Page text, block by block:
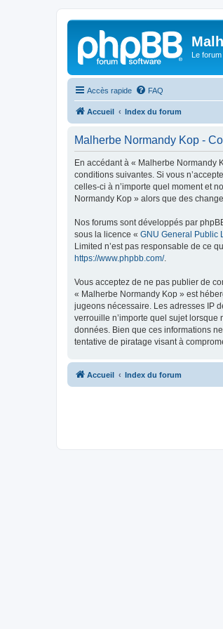
Le
Accès rapide FAQ
Accueil Index du forum
Malherbe Normandy Kop -
En accédant à « Malherbe Normandy
conditions suivantes. Si vous
celles-ci à n’importe quel moment et
Normandy Kop » alors que des
Nos forums sont développés par
sous la licence « GNU General Public
Limited n’est pas responsable de ce
https://www.phpbb.com/.
Vous acceptez de ne pas publier de
« Malherbe Normandy Kop » est
jugeons nécessaire. Les adresses IP
verrouille n’importe quel sujet
données. Bien que ces informations
tentative de piratage visant à
Accueil Index du forum